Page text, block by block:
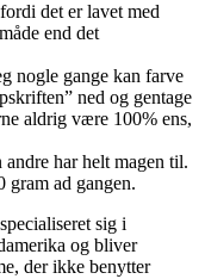
det er lavet med
end det
nogle gange kan farve
ned og gentage
aldrig være 100% ens,
har helt magen til.
ad gangen.
sig i
og bliver
der ikke benytter